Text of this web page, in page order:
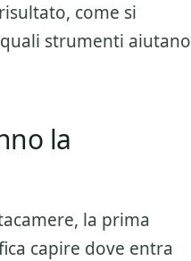
come si
strumenti aiutano
la
, la prima
capire dove entra